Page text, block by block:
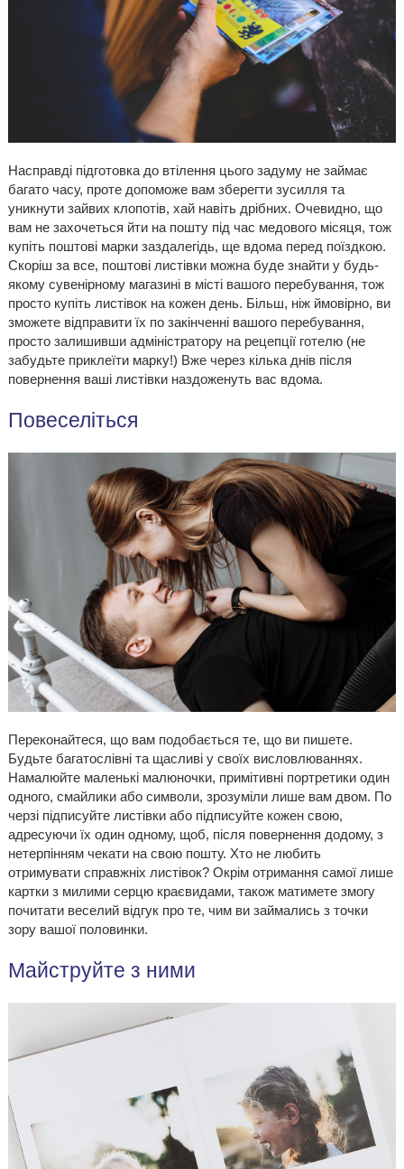
Насправді підготовка до втілення цього задуму не займає
багато часу, проте допоможе вам зберегти зусилля та
уникнути зайвих клопотів, хай навіть дрібних. Очевидно, що
вам не захочеться йти на пошту під час медового місяця, тож
купіть поштові марки заздалегідь, ще вдома перед поїздкою.
Скоріш за все, поштові листівки можна буде знайти у будь-
якому сувенірному магазині в місті вашого перебування, тож
просто купіть листівок на кожен день. Більш, ніж ймовірно, ви
зможете відправити їх по закінченні вашого перебування,
просто залишивши адміністратору на рецепції готелю (не
забудьте приклеїти марку!) Вже через кілька днів після
повернення ваші листівки наздоженуть вас вдома.
Повеселіться
Переконайтеся, що вам подобається те, що ви пишете.
Будьте багатослівні та щасливі у своїх висловлюваннях.
Намалюйте маленькі малюночки, примітивні портретики один
одного, смайлики або символи, зрозуміли лише вам двом. По
черзі підписуйте листівки або підписуйте кожен свою,
адресуючи їх один одному, щоб, після повернення додому, з
нетерпінням чекати на свою пошту. Хто не любить
отримувати справжніх листівок? Окрім отримання самої лише
картки з милими серцю краєвидами, також матимете змогу
почитати веселий відгук про те, чим ви займались з точки
зору вашої половинки.
Майструйте з ними